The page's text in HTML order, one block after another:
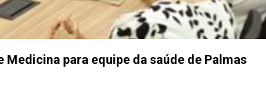
Medicina para equipe da saúde de Palmas